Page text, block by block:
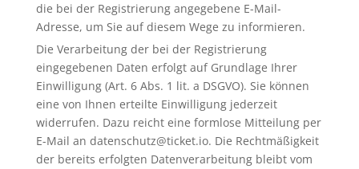
die bei der Registrierung angegebene E-Mail-
Adresse, um Sie auf diesem Wege zu informieren.
Die Verarbeitung der bei der Registrierung
eingegebenen Daten erfolgt auf Grundlage Ihrer
Einwilligung (Art. 6 Abs. 1 lit. a DSGVO). Sie können
eine von Ihnen erteilte Einwilligung jederzeit
widerrufen. Dazu reicht eine formlose Mitteilung per
E-Mail an datenschutz@ticket.io. Die Rechtmäßigkeit
der bereits erfolgten Datenverarbeitung bleibt vom